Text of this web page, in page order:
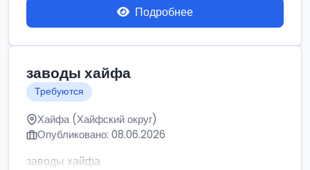
Подробнее
заводы хайфа
Требуются
Хайфа (Хайфский округ)
Опубликовано: 08.06.2026
заводы хайфа